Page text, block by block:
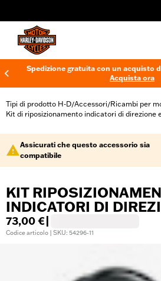
Spedizione gratuita con un acquisto
Acquista ora
Tipi di prodotto H-D/Accessori/Ricambi per
Kit di riposizionamento indicatori di direzione
Assicurati che questo accessorio sia
compatibile
KIT
INDICATORI DI
73,00 €
Codice articolo | SKU: 54296-11